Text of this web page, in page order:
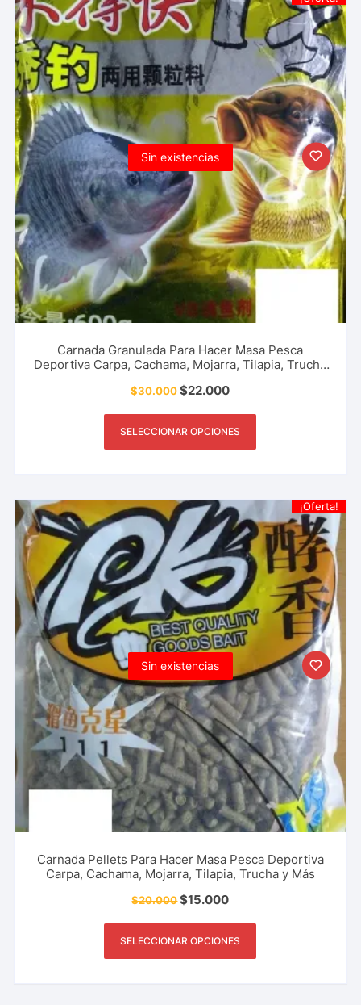
Sin existencias
Carnada Granulada Para Hacer Masa Pesca
Deportiva Carpa, Cachama, Mojarra, Tilapia, Trucha
$30.000$22.000
SELECCIONAR OPCIONES
Sin existencias
¡Oferta!
Carnada Pellets Para Hacer Masa Pesca Deportiva
Carpa, Cachama, Mojarra, Tilapia, Trucha y Más
$20.000$15.000
SELECCIONAR OPCIONES